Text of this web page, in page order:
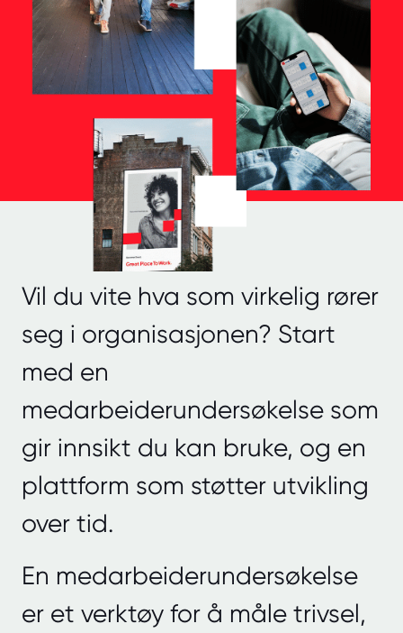
Vil du vite hva som virkelig rører
seg i organisasjonen? Start
med en
medarbeiderundersøkelse som
gir innsikt du kan bruke, og en
plattform som støtter utvikling
over tid.
En medarbeiderundersøkelse
er et verktøy for å måle trivsel,